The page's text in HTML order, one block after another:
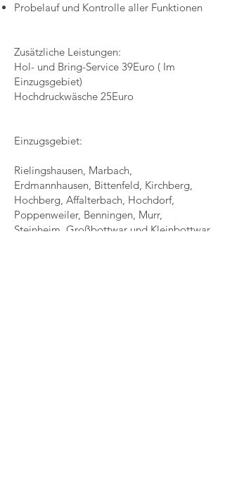
Probelauf und Kontrolle aller Funktionen
Zusätzliche Leistungen:
Hol- und Bring-Service 39Euro ( Im
Einzugsgebiet)
Hochdruckwäsche 25Euro
Einzugsgebiet:
Rielingshausen, Marbach,
Erdmannhausen, Bittenfeld, Kirchberg,
Hochberg, Affalterbach, Hochdorf,
Poppenweiler, Benningen, Murr,
Steinheim, Großbottwar und Kleinbottwar